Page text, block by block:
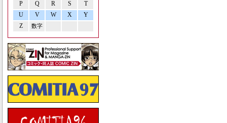
P Q R S
T
U
V W X
Y
Z
数字